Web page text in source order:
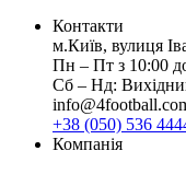
Контакти
м.Київ, вулиця
Пн ‒ Пт з 10:00
Сб ‒ Нд:
+38 (050) 536
Компанія